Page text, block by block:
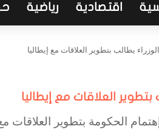
اقتصادية رياضية
يطالب بتطوير العلاقات مع إيطاليا
بتطوير العلاقات مع إيطاليا
الحكومة بتطوير العلاقات مع